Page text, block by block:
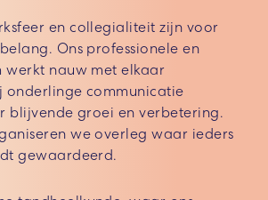
en collegialiteit zijn voor
Ons professionele en
werkt nauw met elkaar
onderlinge communicatie
blijvende groei en verbetering.
we overleg waar ieders
gewaardeerd.